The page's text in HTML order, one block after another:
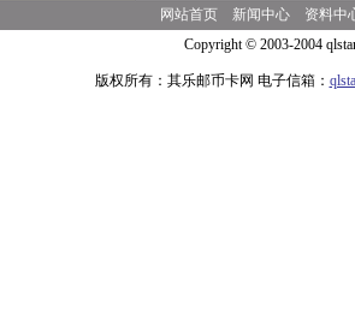
网站首页 新闻中心
资料中
Copyright © 2003-2004
版权所有：其乐邮币卡网 电子信箱：